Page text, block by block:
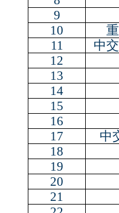
9
10
11
中
12
13
14
15
16
17
中
18
19
20
21